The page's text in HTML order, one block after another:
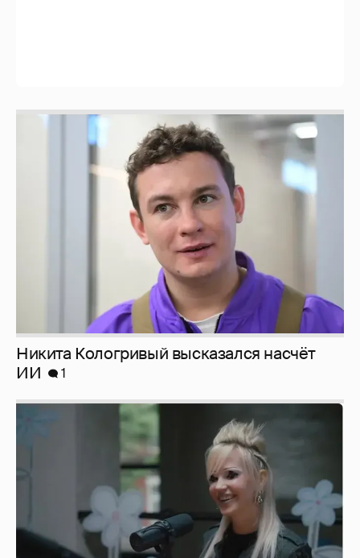
Никита Кологривый высказался насчёт
Певица Глюкоза рассказала о съёмках для
эротического журнала
3